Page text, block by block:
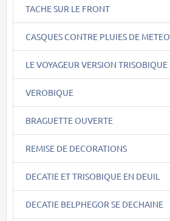
TACHE SUR LE FRONT
CASQUES CONTRE PLUIES DE METEO
LE VOYAGEUR VERSION TRISOBIQUE
VEROBIQUE
BRAGUETTE OUVERTE
REMISE DE DECORATIONS
DECATIE ET TRISOBIQUE EN DEUIL
DECATIE BELPHEGOR SE DECHAINE